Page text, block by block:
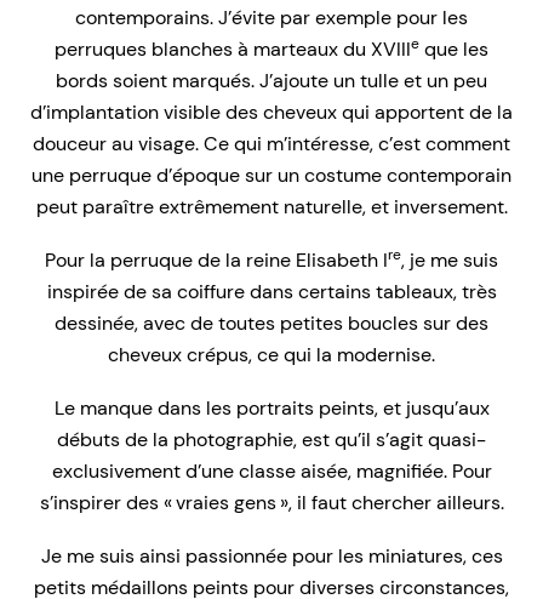
contemporains. J’évite par exemple pour les
perruques blanches à marteaux du XVIIIe que les
bords soient marqués. J’ajoute un tulle et un peu
d’implantation visible des cheveux qui apportent de la
douceur au visage. Ce qui m’intéresse, c’est comment
une perruque d’époque sur un costume contemporain
peut paraître extrêmement naturelle, et inversement.
Pour la perruque de la reine Elisabeth Ire, je me suis
inspirée de sa coiffure dans certains tableaux, très
dessinée, avec de toutes petites boucles sur des
cheveux crépus, ce qui la modernise.
Le manque dans les portraits peints, et jusqu’aux
débuts de la photographie, est qu’il s’agit quasi-
exclusivement d’une classe aisée, magnifiée. Pour
s’inspirer des « vraies gens », il faut chercher ailleurs.
Je me suis ainsi passionnée pour les miniatures, ces
petits médaillons peints pour diverses circonstances,